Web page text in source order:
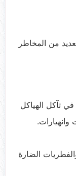
من المخاطر
تآكل الهياكل
وانهيارات.
الضارة